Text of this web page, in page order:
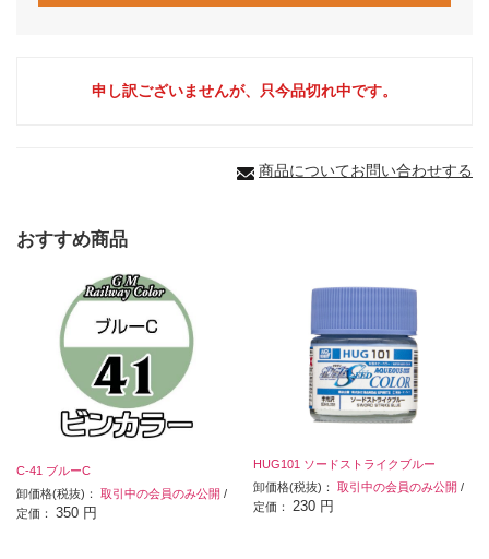
申し訳ございませんが、只今品切れ中です。
商品についてお問い合わせする
おすすめ商品
C-41 ブルーC
卸価格(税抜)： 取引中の会員のみ公開 /
定価： 350 円
HUG101 ソードストライクブルー
卸価格(税抜)：取引中の会員のみ公開 /
定価： 230 円